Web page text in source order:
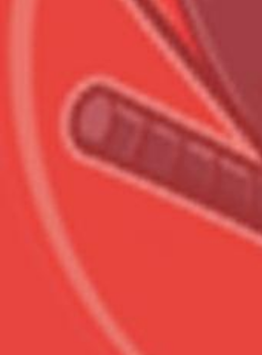
Всего позиций в корзине
Всего товара в корзине
Сумма к оплате (без